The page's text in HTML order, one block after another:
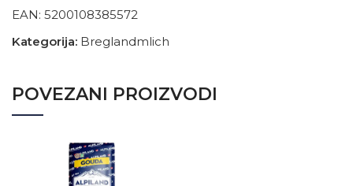
EAN: 5200108385572
Kategorija: Breglandmlich
POVEZANI PROIZVODI